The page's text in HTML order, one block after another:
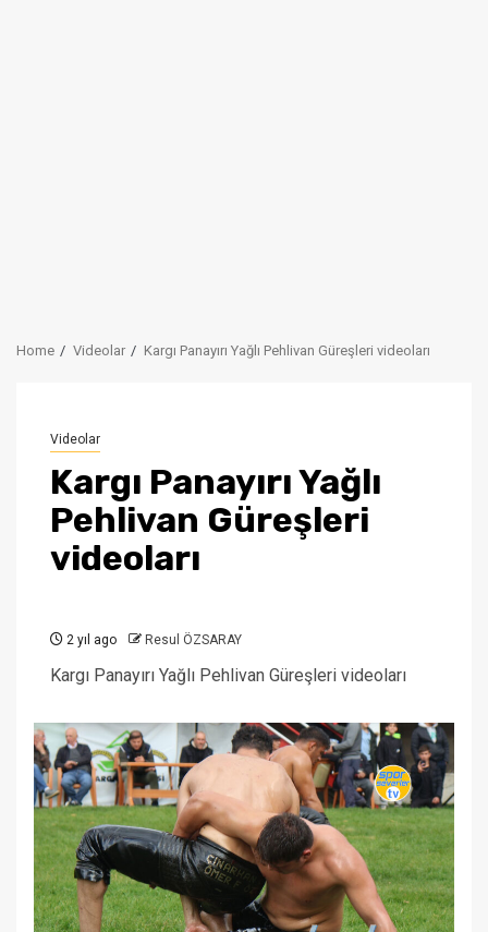
Home Videolar Kargı Panayırı Yağlı Pehlivan Güreşleri videoları
Videolar
Kargı Panayırı Yağlı
Pehlivan Güreşleri
videoları
2 yıl ago Resul ÖZSARAY
Kargı Panayırı Yağlı Pehlivan Güreşleri videoları